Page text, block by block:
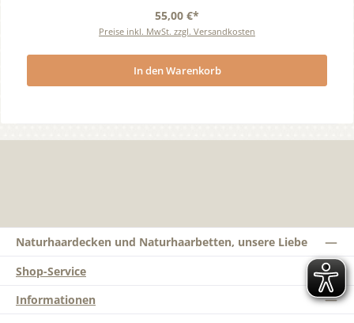
55,00 €*
Preise inkl. MwSt. zzgl. Versandkosten
In den Warenkorb
Naturhaardecken und Naturhaarbetten, unsere Liebe
Shop-Service
Informationen